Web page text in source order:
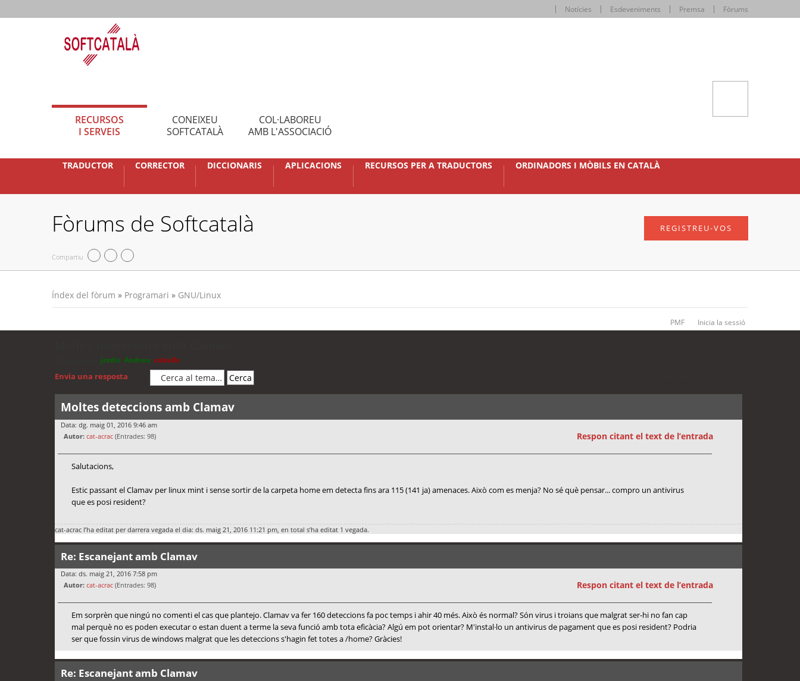
Notícies Esdeveniments Premsa Fòrums
RECURSOS
I SERVEIS
CONEIXEU
SOFTCATALÀ
COL·LABOREU
AMB L'ASSOCIACIÓ
TRADUCTOR CORRECTOR DICCIONARIS APLICACIONS RECURSOS PER A TRADUCTORS ORDINADORS I MÒBILS EN CATALÀ
Fòrums de Softcatalà
Compartiu
REGISTREU-VOS
Índex del fòrum » Programari » GNU/Linux
PMF Inicia la sessió
jordis Andreu cubells
Envia una resposta
Moltes deteccions amb Clamav
Data: dg. maig 01, 2016 9:46 am
Autor: cat-acrac (Entrades: 98) Respon citant el text de l’entrada
Salutacions,
Estic passant el Clamav per linux mint i sense sortir de la carpeta home em detecta fins ara 115 (141 ja) amenaces. Això com es menja? No sé què pensar... compro un antivirus
que es posi resident?
cat-acrac l’ha editat per darrera vegada el dia: ds. maig 21, 2016 11:21 pm, en total s’ha editat 1 vegada.
Re: Escanejant amb Clamav
Data: ds. maig 21, 2016 7:58 pm
Autor: cat-acrac (Entrades: 98) Respon citant el text de l’entrada
Em sorprèn que ningú no comenti el cas que plantejo. Clamav va fer 160 deteccions fa poc temps i ahir 40 més. Això és normal? Són virus i troians que malgrat ser-hi no fan cap
mal perquè no es poden executar o estan duent a terme la seva funció amb tota eficàcia? Algú em pot orientar? M'instal·lo un antivirus de pagament que es posi resident? Podria
ser que fossin virus de windows malgrat que les deteccions s'hagin fet totes a /home? Gràcies!
Re: Escanejant amb Clamav